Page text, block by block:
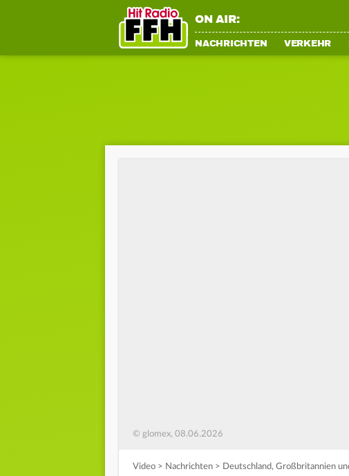
ON AIR:
NACHRICHTEN VERKEHR
© glomex, 08.06.2026
Video > Nachrichten > Deutschland, Großbritannien